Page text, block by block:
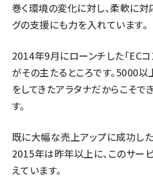
巻く環境の変化に対し、柔軟に対
グの支援にも力を入れています。
2014年9月にローンチした「EC
がその主たるところです。5000以
をしてきたアラタナだからこそで
す。
既に大幅な売上アップに成功し
2015年は昨年以上に、このサー
えています。